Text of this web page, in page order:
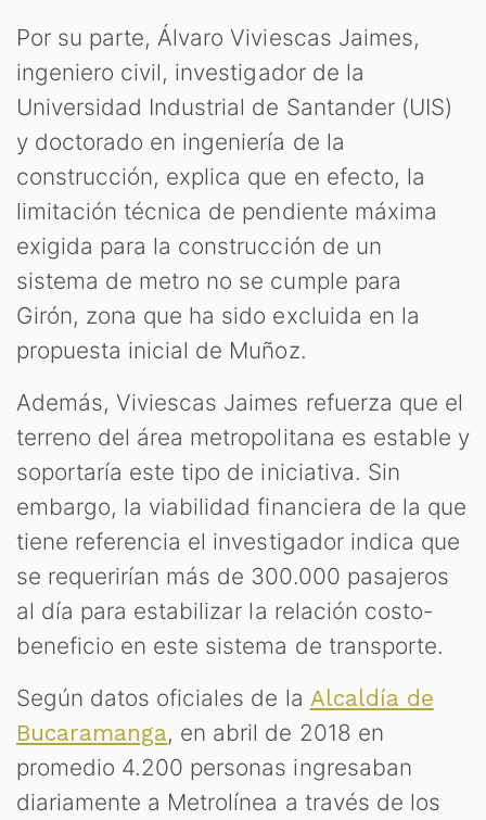
Por su parte, Álvaro Viviescas Jaimes,
ingeniero civil, investigador de la
Universidad Industrial de Santander (UIS)
y doctorado en ingeniería de la
construcción, explica que en efecto, la
limitación técnica de pendiente máxima
exigida para la construcción de un
sistema de metro no se cumple para
Girón, zona que ha sido excluida en la
propuesta inicial de Muñoz.
Además, Viviescas Jaimes refuerza que el
terreno del área metropolitana es estable y
soportaría este tipo de iniciativa. Sin
embargo, la viabilidad financiera de la que
tiene referencia el investigador indica que
se requerirían más de 300.000 pasajeros
al día para estabilizar la relación costo-
beneficio en este sistema de transporte.
Según datos oficiales de la Alcaldía de
Bucaramanga, en abril de 2018 en
promedio 4.200 personas ingresaban
diariamente a Metrolínea a través de los